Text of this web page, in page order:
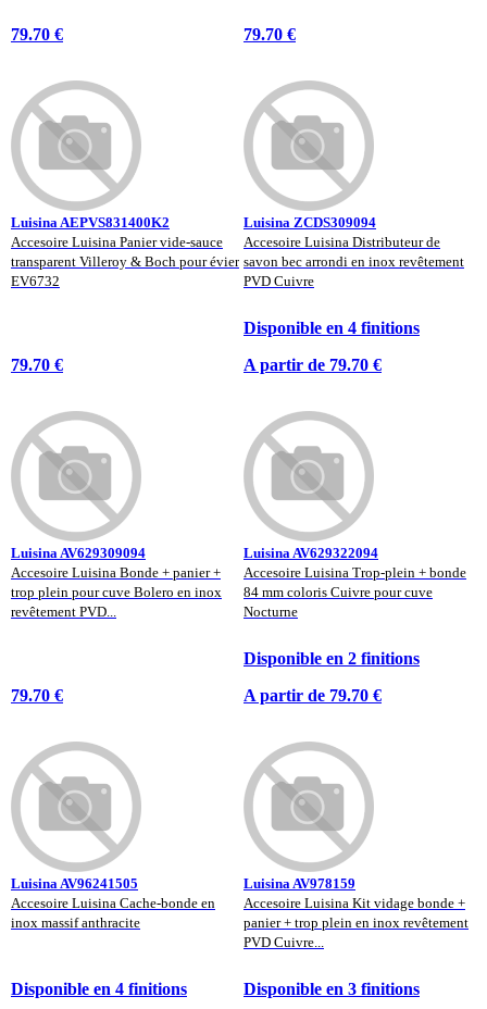
79.70 € 79.70 €
Luisina AEPVS831400K2
Accesoire Luisina Panier vide-sauce
transparent Villeroy & Boch pour évier
EV6732
79.70 €
Luisina ZCDS309094
Accesoire Luisina Distributeur de
savon bec arrondi en inox revêtement
PVD Cuivre
Disponible en 4 finitions
A partir de 79.70 €
Luisina AV629309094
Accesoire Luisina Bonde + panier +
trop plein pour cuve Bolero en inox
revêtement PVD...
79.70 €
Luisina AV629322094
Accesoire Luisina Trop-plein + bonde
84 mm coloris Cuivre pour cuve
Nocturne
Disponible en 2 finitions
A partir de 79.70 €
Luisina AV96241505
Accesoire Luisina Cache-bonde en
inox massif anthracite
Disponible en 4 finitions
Luisina AV978159
Accesoire Luisina Kit vidage bonde +
panier + trop plein en inox revêtement
PVD Cuivre...
Disponible en 3 finitions